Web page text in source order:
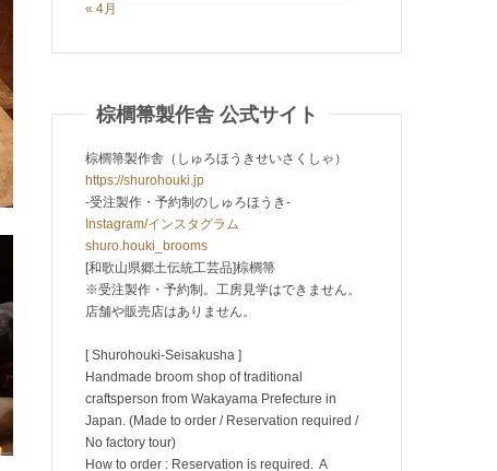
« 4月
棕櫚箒製作舎 公式サイト
棕櫚箒製作舎（しゅろほうきせいさくしゃ）
https://shurohouki.jp
-受注製作・予約制のしゅろほうき-
Instagram/インスタグラム
shuro.houki_brooms
[和歌山県郷土伝統工芸品]棕櫚箒
※受注製作・予約制。工房見学はできません。
店舗や販売店はありません。
[ Shurohouki-Seisakusha ]
Handmade broom shop of traditional
craftsperson from Wakayama Prefecture in
Japan. (Made to order / Reservation required /
No factory tour)
How to order : Reservation is required. A